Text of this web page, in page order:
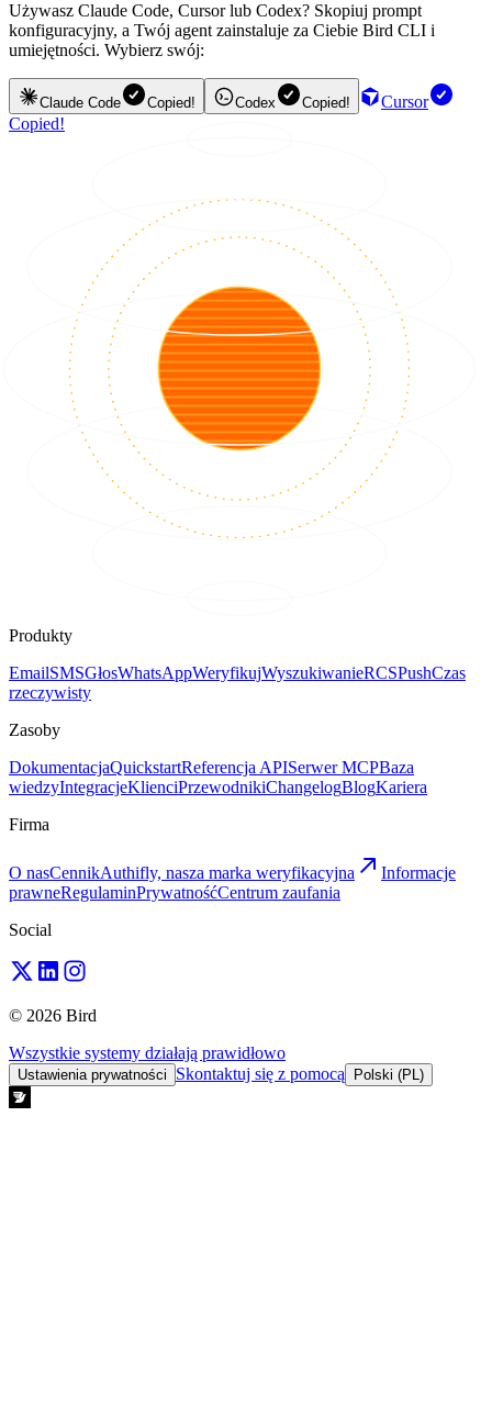
Używasz Claude Code, Cursor lub Codex? Skopiuj prompt
konfiguracyjny, a Twój agent zainstaluje za Ciebie Bird CLI i
umiejętności. Wybierz swój:
Claude Code Copied! Codex Copied!
Cursor
Copied!
Produkty
EmailSMSGłosWhatsAppWeryfikujWyszukiwanieRCSPushCzas
rzeczywisty
Zasoby
DokumentacjaQuickstartReferencja APISerwer MCPBaza
wiedzyIntegracjeKlienciPrzewodnikiChangelogBlogKariera
Firma
O nasCennikAuthifly, nasza marka weryfikacyjna
Informacje
prawneRegulaminPrywatnośćCentrum zaufania
Social
© 2026 Bird
Wszystkie systemy działają prawidłowo
Ustawienia prywatności Skontaktuj się z pomocą Polski (PL)